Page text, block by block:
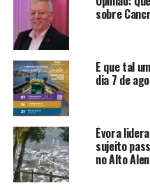
sobre
E que tal
dia 7 de
Évora
sujeito
no Alto